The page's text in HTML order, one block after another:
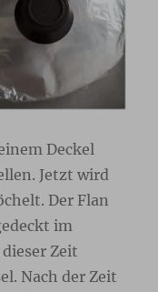
Deckel
Jetzt wird
Der Flan
im
Zeit
Nach der Zeit